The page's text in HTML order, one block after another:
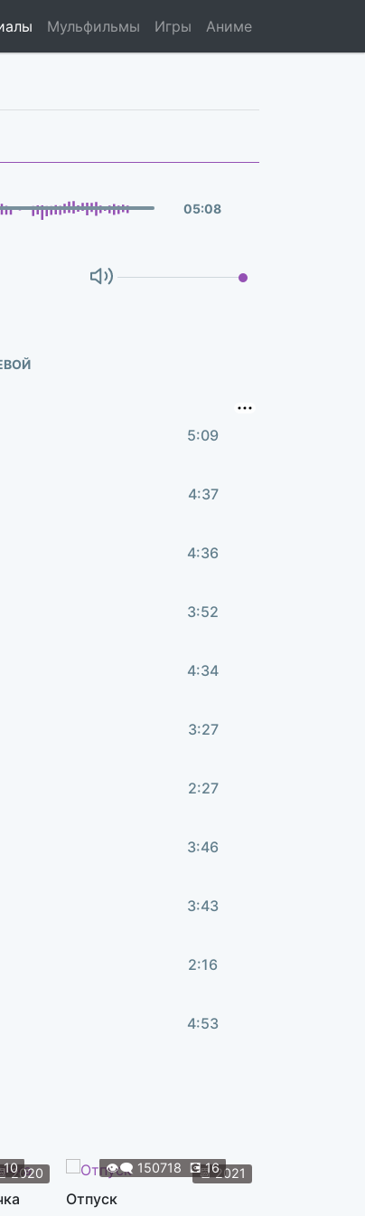
Мульфильмы Игры Аниме
05:08
5:09
4:37
4:36
3:52
4:34
3:27
2:27
3:46
3:43
2:16
4:53
2020
10 📆2021
👁️‍🗨️ 150718 💽16
Отпуск